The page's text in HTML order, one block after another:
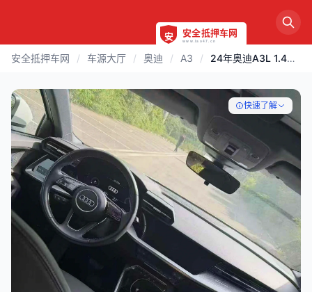
安全抵押车网 / 车源大厅 / 奥迪 / A3 / 24年奥迪A3L 1.4T兰花指档
快速了解